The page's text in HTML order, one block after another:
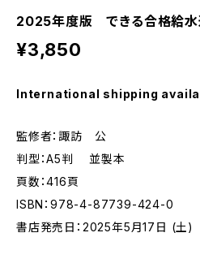
2025年度版 できる合格給水
¥3,850
International shipping
監修者：諏訪 公
判型：A5判 並製本
頁数：416頁
ISBN：978-4-87739-424-0
書店発売日：2025年5月17日 (土)